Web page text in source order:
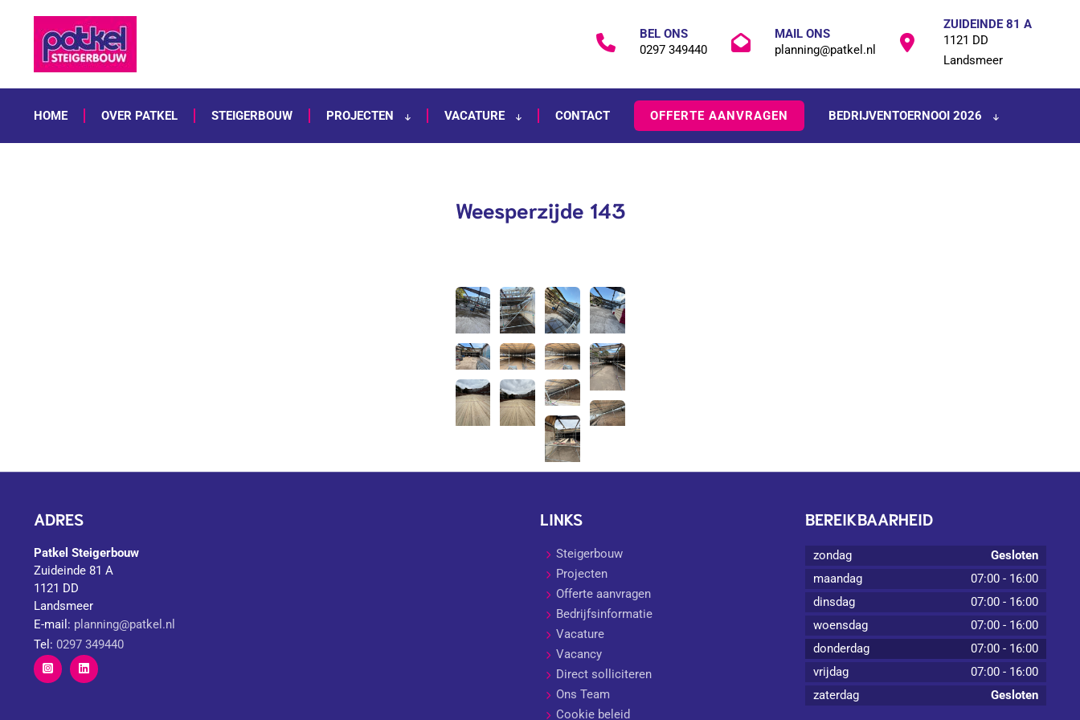
BEL ONS
0297 349440
MAIL ONS
planning@patkel.nl
ZUIDEINDE 81 A
1121 DD
Landsmeer
HOME OVER PATKEL STEIGERBOUW PROJECTEN VACATURE CONTACT OFFERTE AANVRAGEN BEDRIJVENTOERNOOI 2026
Weesperzijde 143
ADRES
Patkel Steigerbouw
Zuideinde 81 A
1121 DD
Landsmeer
E-mail: planning@patkel.nl
Tel: 0297 349440
LINKS
Steigerbouw
Projecten
Offerte aanvragen
Bedrijfsinformatie
Vacature
Vacancy
Direct solliciteren
Ons Team
Cookie beleid
BEREIKBAARHEID
zondag
Gesloten
maandag
07:00 - 16:00
dinsdag
07:00 - 16:00
woensdag
07:00 - 16:00
donderdag
07:00 - 16:00
vrijdag
07:00 - 16:00
zaterdag
Gesloten